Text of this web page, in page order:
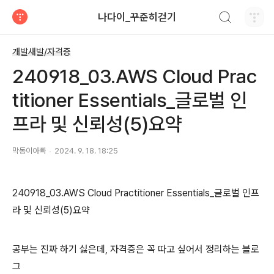
나다이_꾸준히걷기
개발새발/자격증
240918_03.AWS Cloud Prac
titioner Essentials_글로벌 인
프라 및 신뢰성(5)요약
막동이아빠 2024. 9. 18. 18:25
240918_03.AWS Cloud Practitioner Essentials_글로벌 인프
라 및 신뢰성(5)요약
공부는 진짜 하기 싫은데, 자격증은 꼭 따고 싶어서 정리하는 블로
그